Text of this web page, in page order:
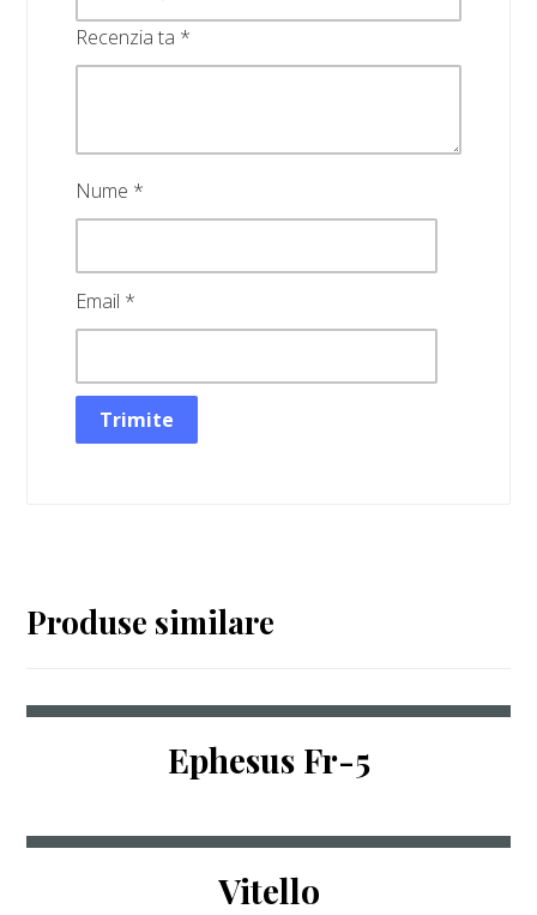
Recenzia ta *
Nume *
Email *
Produse similare
Ephesus Fr-5
Vitello